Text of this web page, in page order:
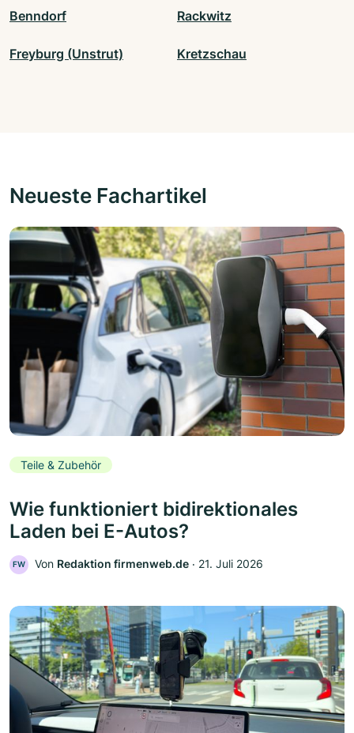
Benndorf Rackwitz
Freyburg (Unstrut) Kretzschau
Neueste Fachartikel
Teile & Zubehör
Wie funktioniert bidirektionales
Laden bei E-Autos?
FW Von Redaktion firmenweb.de ‧ 21. Juli 2026